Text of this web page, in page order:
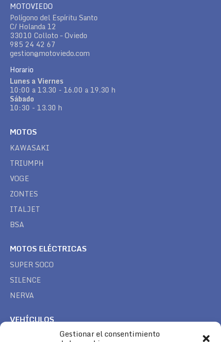
Gestionar el consentimiento
MOTOVIEDO
Polígono del Espíritu Santo
C/ Holanda 12
33010 Colloto – Oviedo
985 24 42 67
gestion@motoviedo.com
Horario
Lunes a Viernes
10:00 a 13.30 - 16.00 a 19.30 h
Sábado
10:30 - 13.30 h
MOTOS
KAWASAKI
TRIUMPH
VOGE
ZONTES
ITALJET
BSA
MOTOS ELÉCTRICAS
SUPER SOCO
SILENCE
NERVA
VEHÍCULOS